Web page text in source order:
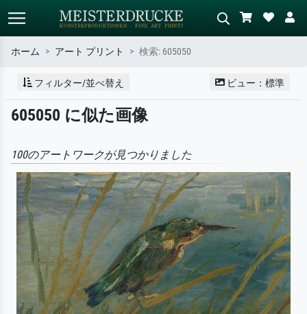
標準検索 AI画像検索
作家名・作品名・スタイルで検索
– 例：モネ、星月夜、印象派、北
シーンを説明してください – 例：
ホーム アート プリント 検索: 605050
フィルター/並べ替え ビュー：標準
605050 に似た画像
100のアートワークが見つかりました